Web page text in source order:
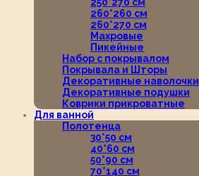
260*260 см
260*270 см
Махровые
Пикейные
Набор с покрывалом
Покрывала и Шторы
Декоративные наволочки
Декоративные подушки
Коврики прикроватные
Для ванной
Полотенца
30*50 см
40*60 см
50*90 см
70*140 см